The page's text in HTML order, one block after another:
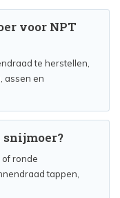
voor NPT
te herstellen,
assen en
snijmoer?
of ronde
tappen,